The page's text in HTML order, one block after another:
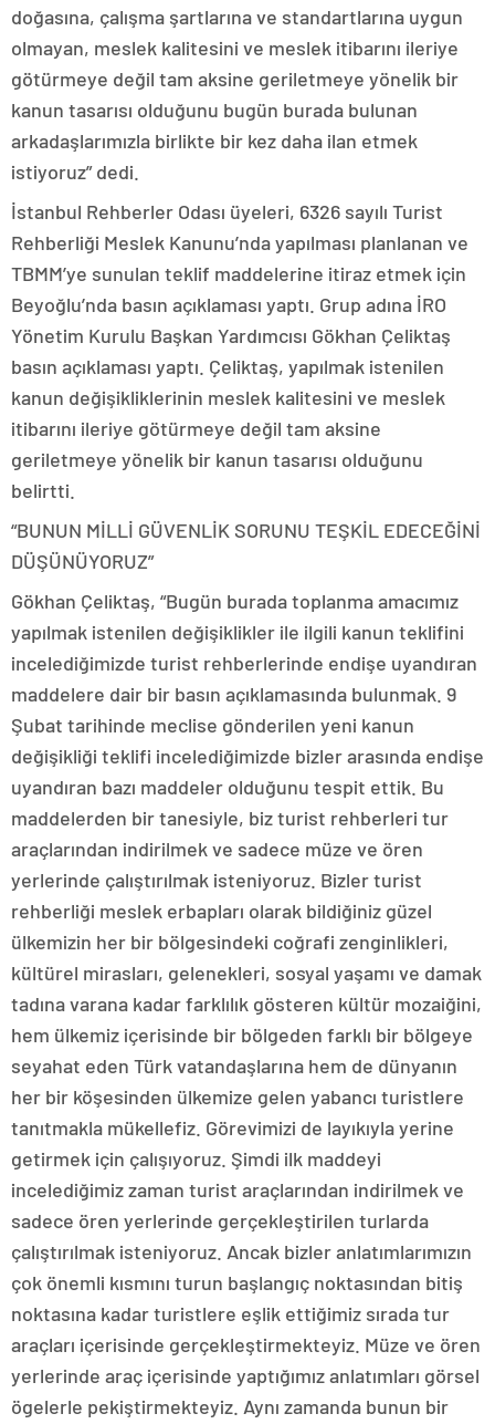
doğasına, çalışma şartlarına ve standartlarına uygun
olmayan, meslek kalitesini ve meslek itibarını ileriye
götürmeye değil tam aksine geriletmeye yönelik bir
kanun tasarısı olduğunu bugün burada bulunan
arkadaşlarımızla birlikte bir kez daha ilan etmek
istiyoruz” dedi.
İstanbul Rehberler Odası üyeleri, 6326 sayılı Turist
Rehberliği Meslek Kanunu’nda yapılması planlanan ve
TBMM’ye sunulan teklif maddelerine itiraz etmek için
Beyoğlu’nda basın açıklaması yaptı. Grup adına İRO
Yönetim Kurulu Başkan Yardımcısı Gökhan Çeliktaş
basın açıklaması yaptı. Çeliktaş, yapılmak istenilen
kanun değişikliklerinin meslek kalitesini ve meslek
itibarını ileriye götürmeye değil tam aksine
geriletmeye yönelik bir kanun tasarısı olduğunu
belirtti.
“BUNUN MİLLİ GÜVENLİK SORUNU TEŞKİL EDECEĞİNİ
DÜŞÜNÜYORUZ”
Gökhan Çeliktaş, “Bugün burada toplanma amacımız
yapılmak istenilen değişiklikler ile ilgili kanun teklifini
incelediğimizde turist rehberlerinde endişe uyandıran
maddelere dair bir basın açıklamasında bulunmak. 9
Şubat tarihinde meclise gönderilen yeni kanun
değişikliği teklifi incelediğimizde bizler arasında endişe
uyandıran bazı maddeler olduğunu tespit ettik. Bu
maddelerden bir tanesiyle, biz turist rehberleri tur
araçlarından indirilmek ve sadece müze ve ören
yerlerinde çalıştırılmak isteniyoruz. Bizler turist
rehberliği meslek erbapları olarak bildiğiniz güzel
ülkemizin her bir bölgesindeki coğrafi zenginlikleri,
kültürel mirasları, gelenekleri, sosyal yaşamı ve damak
tadına varana kadar farklılık gösteren kültür mozaiğini,
hem ülkemiz içerisinde bir bölgeden farklı bir bölgeye
seyahat eden Türk vatandaşlarına hem de dünyanın
her bir köşesinden ülkemize gelen yabancı turistlere
tanıtmakla mükellefiz. Görevimizi de layıkıyla yerine
getirmek için çalışıyoruz. Şimdi ilk maddeyi
incelediğimiz zaman turist araçlarından indirilmek ve
sadece ören yerlerinde gerçekleştirilen turlarda
çalıştırılmak isteniyoruz. Ancak bizler anlatımlarımızın
çok önemli kısmını turun başlangıç noktasından bitiş
noktasına kadar turistlere eşlik ettiğimiz sırada tur
araçları içerisinde gerçekleştirmekteyiz. Müze ve ören
yerlerinde araç içerisinde yaptığımız anlatımları görsel
ögelerle pekiştirmekteyiz. Aynı zamanda bunun bir